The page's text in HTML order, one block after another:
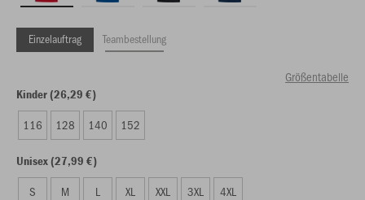
Einzelauftrag Teambestellung
Größentabelle
Kinder (26,29 €)
116 128 140 152
Unisex (27,99 €)
S M L XL XXL 3XL 4XL